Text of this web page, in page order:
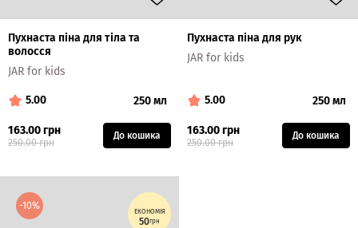
Пухнаста піна для тіла та
волосся
JAR for kids
5.00
250.00 грн
163.00 грн
250 мл
До кошика
Пухнаста піна для рук
JAR for kids
5.00
250.00 грн
163.00 грн
250 мл
До кошика
ЕКОНОМІЯ
50грн
-10%